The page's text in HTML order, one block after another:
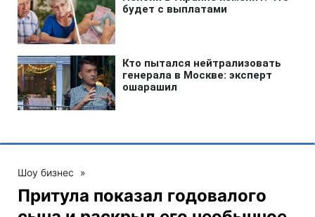
Шоу бизнес »
Притула показал годовалого